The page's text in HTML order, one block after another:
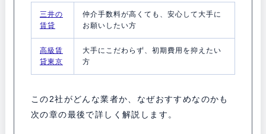
三井の
賃貸
仲介手数料が高くても、安心して大手に
お願いしたい方
高級賃
貸東京
大手にこだわらず、初期費用を抑えたい
方
この2社がどんな業者か、なぜおすすめなのかも
次の章の最後で詳しく解説します。